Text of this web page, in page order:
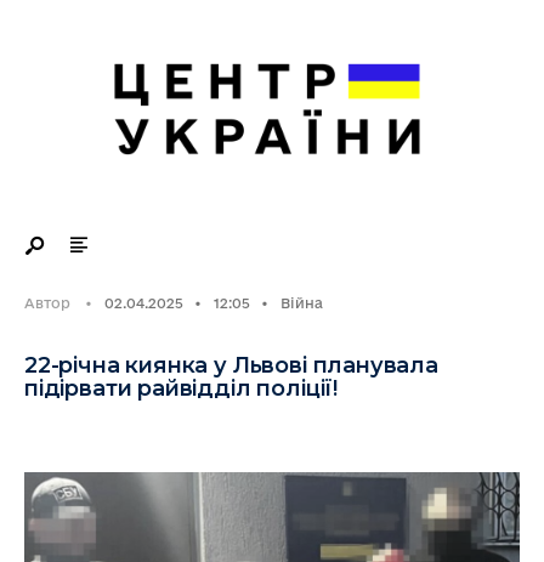
Автор • 02.04.2025 • 12:05 • Війна
22-річна киянка у Львові планувала
підірвати райвідділ поліції!